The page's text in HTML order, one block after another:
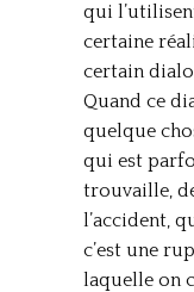
qui
certaine
certain
Quand ce
quelque
qui est
trouvaille,
l’accident,
c’est une
laquelle on